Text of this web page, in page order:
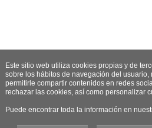
Este sitio web utiliza cookies propias y de
sobre los hábitos de navegación del usuario,
permitirle compartir contenidos en redes
rechazar las cookies, así como personalizar
Puede encontrar toda la información en